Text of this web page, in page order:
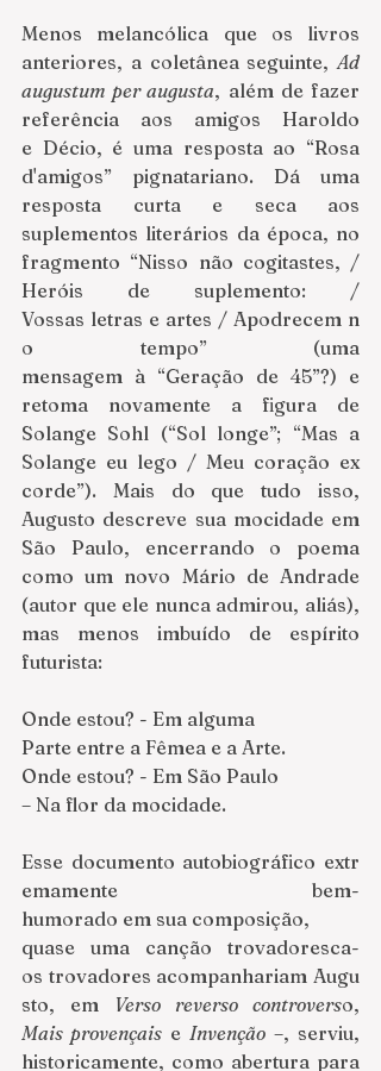
Menos melancólica que os livros
anteriores, a coletânea seguinte, Ad
augustum per augusta, além de fazer
referência aos amigos Haroldo
e Décio, é uma resposta ao “Rosa
d'amigos” pignatariano. Dá uma
resposta curta e seca aos
suplementos literários da época, no
fragmento “Nisso não cogitastes, /
Heróis de suplemento: /
Vossas letras e artes / Apodrecem n
o tempo” (uma
mensagem à “Geração de 45”?) e
retoma novamente a figura de
Solange Sohl (“Sol longe”; “Mas a
Solange eu lego / Meu coração ex
corde”). Mais do que tudo isso,
Augusto descreve sua mocidade em
São Paulo, encerrando o poema
como um novo Mário de Andrade
(autor que ele nunca admirou, aliás),
mas menos imbuído de espírito
futurista:
Onde estou? - Em alguma
Parte entre a Fêmea e a Arte.
Onde estou? - Em São Paulo
– Na flor da mocidade.
Esse documento autobiográfico extr
emamente bem-
humorado em sua composição,
quase uma canção trovadoresca-
os trovadores acompanhariam Augu
sto, em Verso reverso controvers
Mais provençais e Invenção –, serviu,